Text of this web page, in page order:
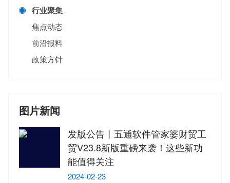
行业聚集
焦点动态
前沿报料
政策方针
图片新闻
发版公告丨五通软件管家婆财贸工
贸V23.8新版重磅来袭！这些新功
能值得关注
2024-02-23